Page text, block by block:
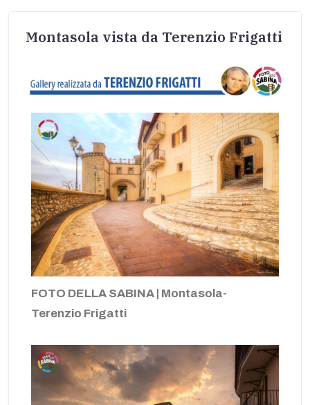
Montasola vista da Terenzio Frigatti
FOTO DELLA SABINA | Montasola-
Terenzio Frigatti